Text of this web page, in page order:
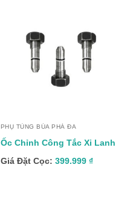
PHỤ TÙNG BÚA PHÁ ĐA
Ốc Chỉnh Công Tắc Xi Lanh
Giá Đặt Cọc: 399.999 ₫